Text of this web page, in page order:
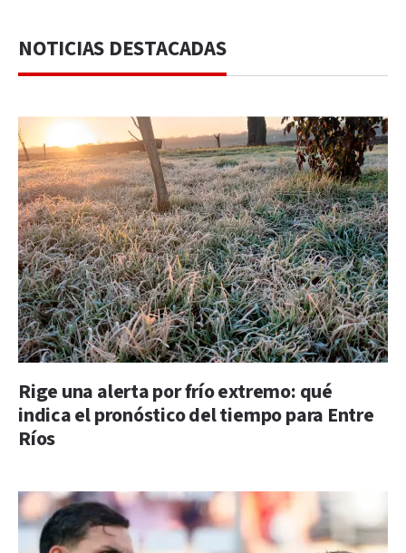
NOTICIAS DESTACADAS
Rige una alerta por frío extremo: qué
indica el pronóstico del tiempo para Entre
Ríos